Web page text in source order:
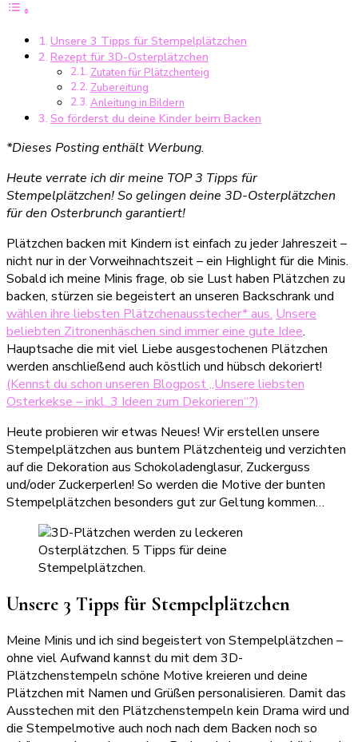
Tipps
für
Stempelplätzchen,
du
Unsere 3 Tipps für Stempelplätzchen
Rezept für 3D-Osterplätzchen
Zutaten für Plätzchenteig
Zubereitung
Anleitung in Bildern
So förderst du deine Kinder beim Backen
*Dieses Posting enthält Werbung.
Heute verrate ich dir meine TOP 3 Tipps für
Stempelplätzchen! So gelingen deine 3D-Osterplätzchen
für den Osterbrunch garantiert!
Plätzchen backen mit Kindern ist einfach zu jeder Jahreszeit –
nicht nur in der Vorweihnachtszeit – ein Highlight für die Minis.
Sobald ich meine Minis frage, ob sie Lust haben Plätzchen zu
backen, stürzen sie begeistert an unseren Backschrank und
wählen ihre liebsten Plätzchenausstecher* aus. Unsere
beliebten Zitronenhäschen sind immer eine gute Idee.
Hauptsache die mit viel Liebe ausgestochenen Plätzchen
werden anschließend auch köstlich und hübsch dekoriert!
(Kennst du schon unseren Blogpost „Unsere liebsten
Osterkekse – inkl. 3 Ideen zum Dekorieren“?)
Heute probieren wir etwas Neues! Wir erstellen unsere
Stempelplätzchen aus buntem Plätzchenteig und verzichten
auf die Dekoration aus Schokoladenglasur, Zuckerguss
und/oder Zuckerperlen! So werden die Motive der bunten
Stempelplätzchen besonders gut zur Geltung kommen…
Unsere 3 Tipps für Stempelplätzchen
Meine Minis und ich sind begeistert von Stempelplätzchen –
ohne viel Aufwand kannst du mit dem 3D-
Plätzchenstempeln schöne Motive kreieren und deine
Plätzchen mit Namen und Grüßen personalisieren. Damit das
Ausstechen mit den Plätzchenstempeln kein Drama wird und
die Stempelmotive auch noch nach dem Backen noch so